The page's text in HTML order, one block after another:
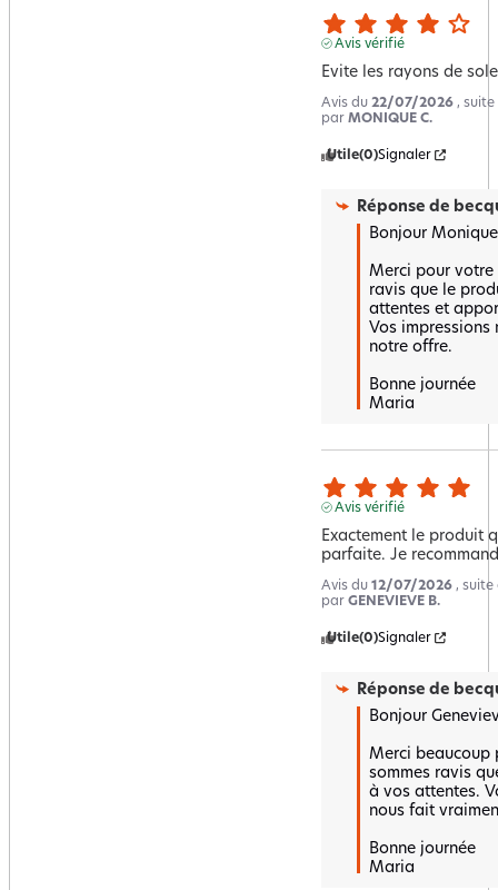
Avis vérifié
Evite les rayons de
Avis du 22/07/2026 , suite
par MONIQUE C.
Utile(0)Signaler
Réponse de
Bonjour
Merci pour votre
ravis que le
attentes et
Vos impressions
notre offre.
Bonne journée
Maria
Avis vérifié
Exactement le produit
parfaite. Je
Avis du 12/07/2026 , suite
par GENEVIEVE B.
Utile(0)Signaler
Réponse de
Bonjour
Merci beaucoup
sommes ravis
à vos attentes.
nous fait
Bonne journée
Maria